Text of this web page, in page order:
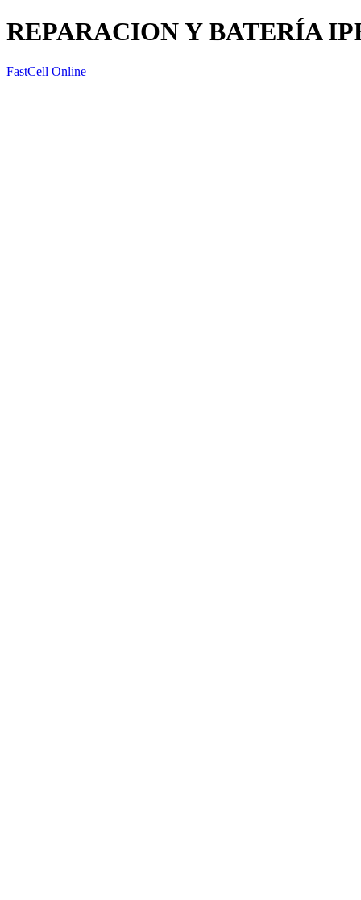
REPARACION Y BATERÍA
FastCell Online